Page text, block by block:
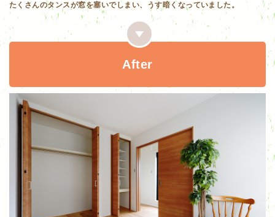
たくさんのタンスが窓を塞いでしまい、うす暗くなっていました。
After